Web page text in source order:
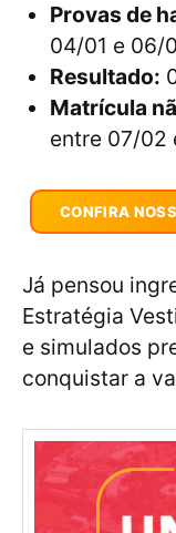
Provas de
04/01 e 06/
Resultado:
Matrícula
entre 07/02
CONFIRA
Já pensou
Estratégia
e simulados
conquistar a